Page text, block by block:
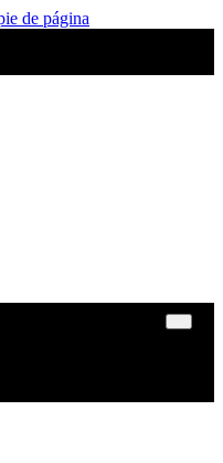
de página